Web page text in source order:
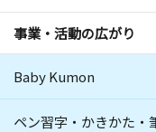
事業・活動の広がり
Baby Kumon
ペン習字・かきかた・